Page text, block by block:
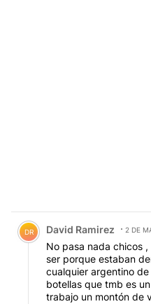
Comentario de David
DR David Ramirez 2 DE
No pasa nada chicos
ser porque estaban
cualquier argentino
botellas que tmb es
trabajo un montón de